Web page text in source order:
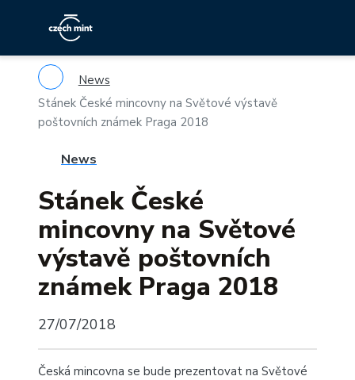
News
Stánek České mincovny na Světové výstavě
poštovních známek Praga 2018
News
Stánek České
mincovny na Světové
výstavě poštovních
známek Praga 2018
27/07/2018
Česká mincovna se bude prezentovat na Světové